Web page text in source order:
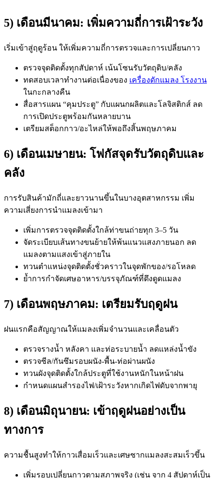
5) เดือนมีนาคม: เพิ่มความถี่การเฝ้าระวัง
เริ่มเข้าสู่ฤดูร้อน ให้เพิ่มความถี่การตรวจและการเปลี่ยนกาว
ตรวจจุดติดตั้งทุกสัปดาห์ เน้นโซนรับวัตถุดิบ/คลัง
ทดสอบเวลาทำงานต่อเนื่องของ เครื่องดักแมลง โรงงาน
ในกะกลางคืน
สื่อสารแผน “คุมประตู” กับแผนกผลิตและโลจิสติกส์ ลด
การเปิดประตูพร้อมกันหลายบาน
เตรียมสต็อกกาว/อะไหล่ให้พอถึงสิ้นพฤษภาคม
6) เดือนเมษายน: โฟกัสจุดรับวัตถุดิบและ
คลัง
การรับสินค้ามักถี่และยาวนานขึ้นในบางอุตสาหกรรม เพิ่ม
ความเสี่ยงการนำแมลงเข้ามา
เพิ่มการตรวจจุดติดตั้งใกล้ท่าขนถ่ายทุก 3–5 วัน
จัดระเบียบเส้นทางขนย้ายให้พ้นแนวแสงภายนอก ลด
แมลงตามแสงเข้าสู่ภายใน
ทวนตำแหน่งจุดติดตั้งชั่วคราวในจุดพักของ/รอโหลด
ย้ำการกำจัดเศษอาหาร/บรรจุภัณฑ์ที่ดึงดูดแมลง
7) เดือนพฤษภาคม: เตรียมรับฤดูฝน
ฝนแรกคือสัญญาณให้แมลงเพิ่มจำนวนและเคลื่อนตัว
ตรวจรางน้ำ หลังคา และท่อระบายน้ำ ลดแหล่งน้ำขัง
ตรวจซีล/กันซึมรอบผนัง-พื้น-ท่อผ่านผนัง
ทวนผังจุดติดตั้งใกล้ประตูที่ใช้งานหนักในหน้าฝน
กำหนดแผนสำรองไฟ/เฝ้าระวังหากเกิดไฟดับจากพายุ
8) เดือนมิถุนายน: เข้าฤดูฝนอย่างเป็น
ทางการ
ความชื้นสูงทำให้กาวเสื่อมเร็วและเศษซากแมลงสะสมเร็วขึ้น
เพิ่มรอบเปลี่ยนกาวตามสภาพจริง (เช่น จาก 4 สัปดาห์เป็น